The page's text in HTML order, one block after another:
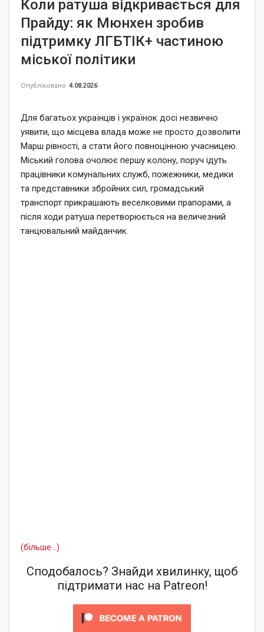
Коли ратуша відкривається для
Прайду: як Мюнхен зробив
підтримку ЛГБТІК+ частиною
міської політики
Опубліковано 4.08.2026
Для багатьох українців і українок досі незвично
уявити, що місцева влада може не просто дозволити
Марш рівності, а стати його повноцінною учасницею.
Міський голова очолює першу колону, поруч ідуть
працівники комунальних служб, пожежники, медики
та представники збройних сил, громадський
транспорт прикрашають веселковими прапорами, а
після ходи ратуша перетворюється на величезний
танцювальний майданчик.
(більше…)
Сподобалось? Знайди хвилинку, щоб
підтримати нас на Patreon!